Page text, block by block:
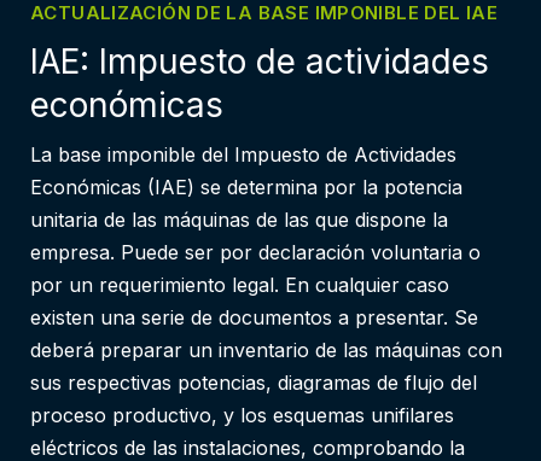
ACTUALIZACIÓN DE LA BASE IMPONIBLE DEL IAE
IAE: Impuesto de actividades
económicas
La base imponible del Impuesto de Actividades
Económicas (IAE) se determina por la potencia
unitaria de las máquinas de las que dispone la
empresa. Puede ser por declaración voluntaria o
por un requerimiento legal. En cualquier caso
existen una serie de documentos a presentar. Se
deberá preparar un inventario de las máquinas con
sus respectivas potencias, diagramas de flujo del
proceso productivo, y los esquemas unifilares
eléctricos de las instalaciones, comprobando la